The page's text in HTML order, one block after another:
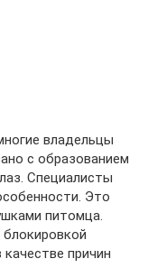
владельцы
с образованием
Специалисты
Это
питомца.
причин